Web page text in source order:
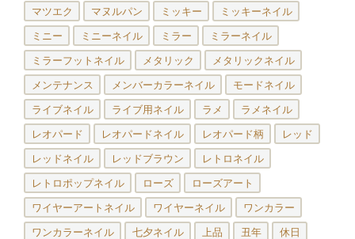
マツエク マヌルパン ミッキー ミッキーネイル
ミニー ミニーネイル ミラー ミラーネイル
ミラーフットネイル メタリック メタリックネイル
メンテナンス メンバーカラーネイル モードネイル
ライブネイル ライブ用ネイル ラメ ラメネイル
レオパード レオパードネイル レオパード柄 レッド
レッドネイル レッドブラウン レトロネイル
レトロポップネイル ローズ ローズアート
ワイヤーアートネイル ワイヤーネイル ワンカラー
ワンカラーネイル 七夕ネイル 上品 丑年 休日